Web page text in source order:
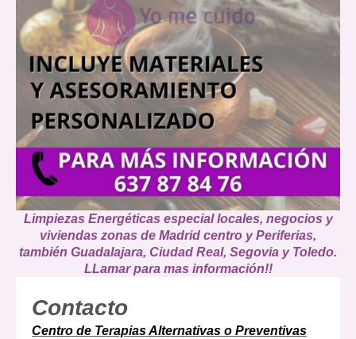
Limpiezas Energéticas especial locales, negocios y
viviendas zonas de Madrid centro y Periferias,
también Guadalajara, Ciudad Real, Segovia y Toledo.
LLamar para mas información!!
Contacto
Centro de Terapias Alternativas o Preventivas